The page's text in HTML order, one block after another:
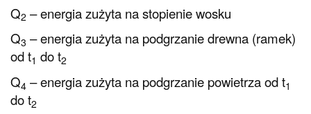
Q2 – energia zużyta na stopienie wosku
Q3 – energia zużyta na podgrzanie drewna (ramek)
od t1 do t2
Q4 – energia zużyta na podgrzanie powietrza od t1
do t2